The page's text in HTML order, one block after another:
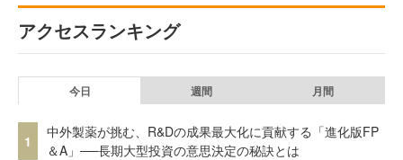
アクセスランキング
今日 週間 月間
1
中外製薬が挑む、R&Dの成果最大化に貢献する「進化版FP
＆A」──長期大型投資の意思決定の秘訣とは